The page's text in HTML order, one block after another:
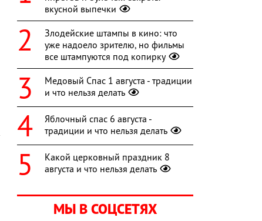
вкусной выпечки
Злодейские штампы в кино: что
уже надоело зрителю, но фильмы
все штампуются под копирку
Медовый Спас 1 августа - традиции
и что нельзя делать
Яблочный спас 6 августа -
традиции и что нельзя делать
Какой церковный праздник 8
августа и что нельзя делать
МЫ В СОЦСЕТЯХ